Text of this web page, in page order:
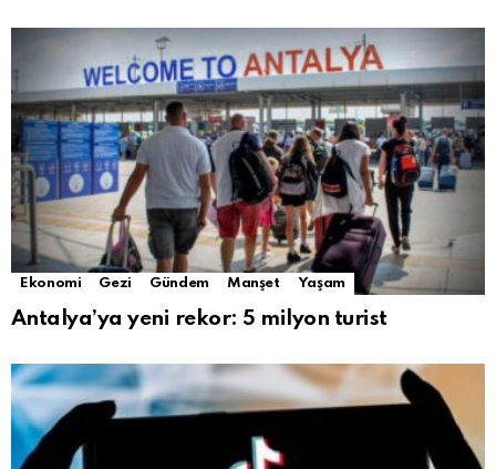
Ekonomi Gezi Gündem Manşet Yaşam
Antalya’ya yeni rekor: 5 milyon turist